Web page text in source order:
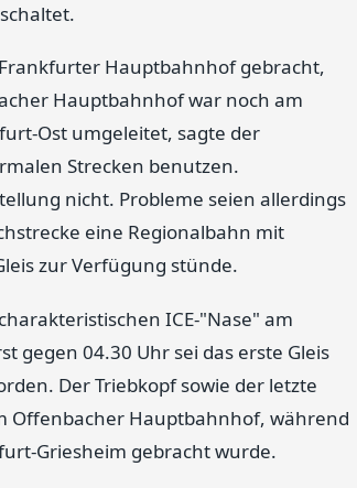
Hauptbahnhof gebracht,
Hauptbahnhof war noch am
Ost umgeleitet, sagte der
Strecken benutzen.
nicht. Probleme seien allerdings
eine Regionalbahn mit
zur Verfügung stünde.
ICE-"Nase" am
gegen 04.30 Uhr sei das erste Gleis
Der Triebkopf sowie der letzte
Offenbacher Hauptbahnhof, während
Griesheim gebracht wurde.